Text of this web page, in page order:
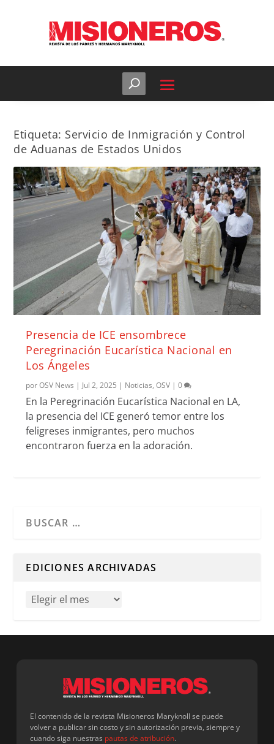
Etiqueta: Servicio de Inmigración y Control
de Aduanas de Estados Unidos
Presencia de ICE ensombrece
Peregrinación Eucarística Nacional en
Los Ángeles
porOSV News | Jul 2, 2025 | Noticias,OSV |0
En la Peregrinación Eucarística Nacional en LA,
la presencia del ICE generó temor entre los
feligreses inmigrantes, pero muchos
encontraron fuerza en la adoración.
EDICIONES ARCHIVADAS
El contenido de la revista Misioneros Maryknoll se puede
volver a publicar sin costo y sin autorización previa, siempre y
cuando siga nuestras pautas de atribución.